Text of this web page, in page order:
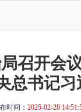
召开会
总书记
时间： 2025-02-28